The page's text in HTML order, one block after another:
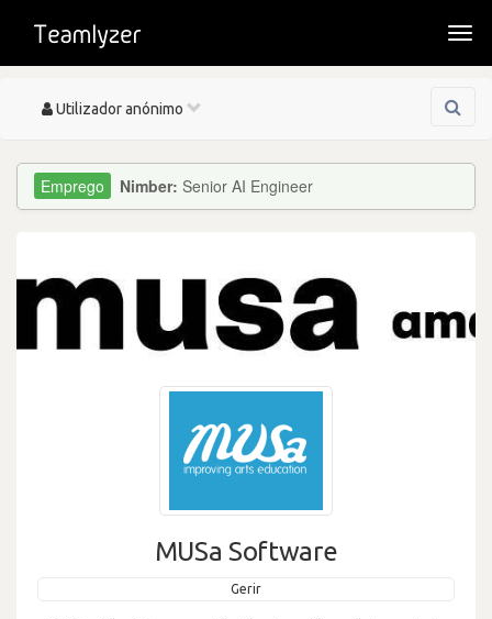
Toggle
Utilizador anónimo
Nimber: Senior AI Engineer
MUSa Software
Gerir